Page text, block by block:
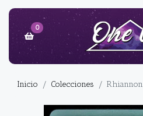
0
Inicio Colecciones Rhiannon